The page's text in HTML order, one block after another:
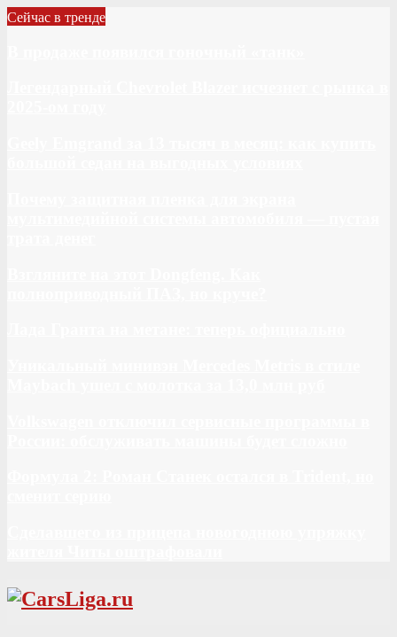
Сейчас в тренде
Vk